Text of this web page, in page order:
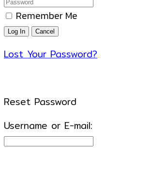
Remember Me
Lost Your Password?
Reset Password
Username or E-mail: